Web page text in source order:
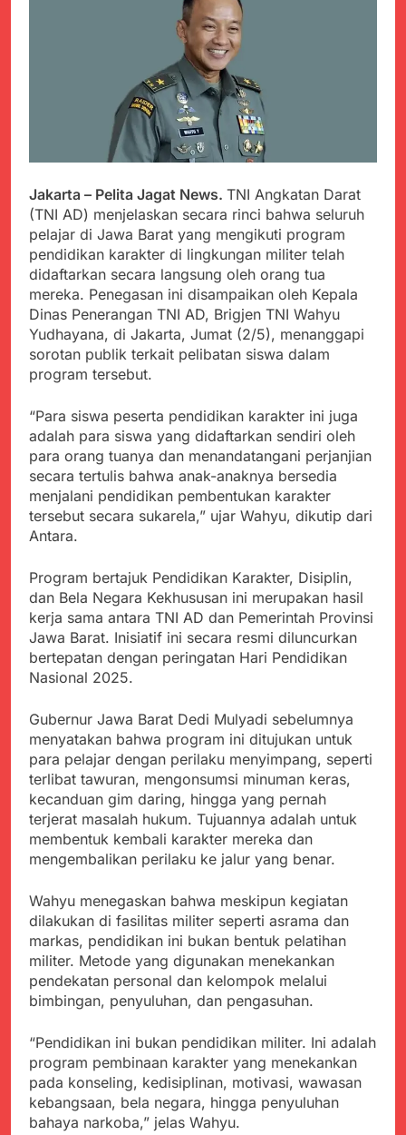
ADE SEBUT
PENYELENGGARAAN
SANGAT BAIK
Juli 22, 2024
Terungkap Dalang
Pemasok BHP Alkes ke
Puskesmas-
Puskesmas se-
kabupaten Sukabumi
selama 7 Tahun.
Juli 22, 2024
Warga Tersenyum
Bahagia Saat Satgas
Yonif 310/KK Bagikan
Puluhan Pakaian
Juli 22, 2024
Diduga Kadinkes Kab.
dalam pengadaan obat
akan kadaluarsa di
puskesmas.
Juli 22, 2024
Menkes diharap sidak
ke Dinkes dan keseluruh
Puskesmas di Kab.
Sukabumi terkait
Dugaan beredar nya
Obat obatan Kadaluarsa
Juli 21, 2024
Polres Sumenep
Ungkap Kasus
Pencabulan Terhadap
Anak
Juli 21, 2024
Kisruh terkait Dugaan
Puskesmas beli obat
Kabupaten Sukabumi
Angkat Bicara
Satgas Yonif 310/KK
Lakukan Pengecatan
Dan Pembenahan
Juli 21, 2024
Kadinkes kab. Sukabumi
Angkat Bicara Terkait
Dugaan pembelian obat
yang akan Kadaluarsa
Juli 21, 2024
Diduga Pembelian Obat
akan Kadaluarsa.
Tunjukan
Perhatiannya, Satgas
Yonif 310/KK Berikan
Bantuan Duka Cita
Juli 20, 2024
Polda Jabar Beberkan
Perkembangan
Sukabumi didesak usut
Tuntas Dugaan
penyelewengan
Pengadaan Buku Simi
Juli 19, 2024
Diduga Kuat
Inspektorat Kab,
Sukabumi
menyalahgunakan
Anggaran Thn 2023.
Juli 19, 2024
Sambut Tahun Ajaran
Baru, Satgas Yonif
310/KK Ajak Pelajar
Sekolah
Juli 19, 2024
2023 Kab.Sukabumi
Sebesar Rp 31 Miliar
Juli 16, 2024
Ketua DPD JWI
Sukabumi Raya
Ingatkan Pentingnya
Verifikasi Isu Dugaan
terhadap Kepala KUA
Agustus 8, 2026
Aksi Humanis Polri:
Bantu Lansia dengan
Kursi Roda, Warga Haru
dan Bersyukur
Agustus 7, 2026
Data Ganda Capai 6
Juta, BGN Benahi Basis
Penerima Program
Makan Bergizi Gratis
Agustus 6, 2026
Zulhas Pastikan SPPG
Jakarta – Pelita Jagat News. TNI Angkatan Darat
(TNI AD) menjelaskan secara rinci bahwa seluruh
pelajar di Jawa Barat yang mengikuti program
pendidikan karakter di lingkungan militer telah
didaftarkan secara langsung oleh orang tua
mereka. Penegasan ini disampaikan oleh Kepala
Dinas Penerangan TNI AD, Brigjen TNI Wahyu
Yudhayana, di Jakarta, Jumat (2/5), menanggapi
sorotan publik terkait pelibatan siswa dalam
program tersebut.
“Para siswa peserta pendidikan karakter ini juga
adalah para siswa yang didaftarkan sendiri oleh
para orang tuanya dan menandatangani perjanjian
secara tertulis bahwa anak-anaknya bersedia
menjalani pendidikan pembentukan karakter
tersebut secara sukarela,” ujar Wahyu, dikutip dari
Antara.
Program bertajuk Pendidikan Karakter, Disiplin,
dan Bela Negara Kekhususan ini merupakan hasil
kerja sama antara TNI AD dan Pemerintah Provinsi
Jawa Barat. Inisiatif ini secara resmi diluncurkan
bertepatan dengan peringatan Hari Pendidikan
Nasional 2025.
Gubernur Jawa Barat Dedi Mulyadi sebelumnya
menyatakan bahwa program ini ditujukan untuk
para pelajar dengan perilaku menyimpang, seperti
terlibat tawuran, mengonsumsi minuman keras,
kecanduan gim daring, hingga yang pernah
terjerat masalah hukum. Tujuannya adalah untuk
membentuk kembali karakter mereka dan
mengembalikan perilaku ke jalur yang benar.
Wahyu menegaskan bahwa meskipun kegiatan
dilakukan di fasilitas militer seperti asrama dan
markas, pendidikan ini bukan bentuk pelatihan
militer. Metode yang digunakan menekankan
pendekatan personal dan kelompok melalui
bimbingan, penyuluhan, dan pengasuhan.
“Pendidikan ini bukan pendidikan militer. Ini adalah
program pembinaan karakter yang menekankan
pada konseling, kedisiplinan, motivasi, wawasan
kebangsaan, bela negara, hingga penyuluhan
bahaya narkoba,” jelas Wahyu.